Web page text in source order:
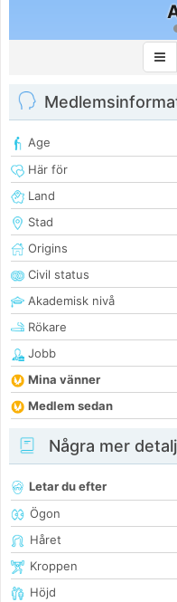
Age
Här för
Land
Stad
Origins
Civil status
Akademisk nivå
Rökare
Jobb
Mina vänner
Medlem sedan
Några mer
Letar du efter
Ögon
Håret
Kroppen
Höjd